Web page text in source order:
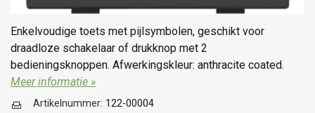
Enkelvoudige toets met pijlsymbolen, geschikt voor
draadloze schakelaar of drukknop met 2
bedieningsknoppen. Afwerkingskleur: anthracite coated.
Meer informatie »
Artikelnummer: 122-00004